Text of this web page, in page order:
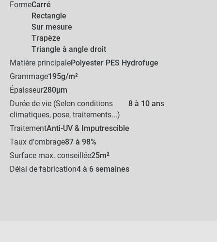
FormeCarré
Rectangle
Sur mesure
Trapèze
Triangle à angle droit
Matière principalePolyester PES Hydrofuge
Grammage195g/m²
Épaisseur280µm
Durée de vie (Selon conditions
climatiques, pose, traitements...)
8 à 10 ans
TraitementAnti-UV & Imputrescible
Taux d'ombrage87 à 98%
Surface max. conseillée25m²
Délai de fabrication4 à 6 semaines